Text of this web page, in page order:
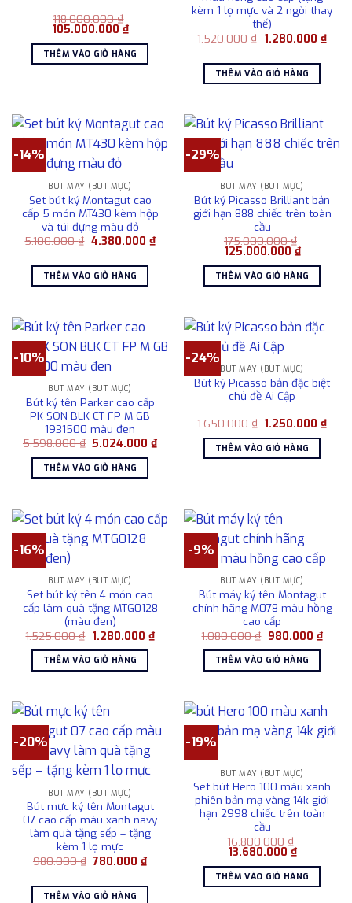
118.000.000₫
Giá
là:
118.000.000 ₫.
105.000.000 ₫Giá
hiện
tại
là:
105.000.000 ₫.
THÊM VÀO GIỎ HÀNG
kèm 1 lọ mực và 2 ngòi thay
thế)
1.520.000₫ Giá
1.520.000 ₫.
1.280.000 ₫Giá
hiện
THÊM VÀO GIỎ HÀNG
-14%
BÚT MÁY (BÚT MỰC)
Set bút ký Montagut cao
cấp 5 món MT430 kèm hộp
và túi đựng màu đỏ
5.100.000₫ Giá
5.100.000 ₫.
4.380.000 ₫Giá
hiện
4.380.000 ₫.
THÊM VÀO GIỎ HÀNG
-29%
BÚT MÁY (BÚT MỰC)
Bút ký Picasso Brilliant bản
giới hạn 888 chiếc trên toàn
cầu
175.000.000₫
Giá
là:
175.000.000 ₫.
125.000.000 ₫Giá
hiện
tại
là:
THÊM VÀO GIỎ HÀNG
-10%
BÚT MÁY (BÚT MỰC)
Bút ký tên Parker cao cấp
PK SON BLK CT FP M GB
1931500 màu đen
5.598.000₫ Giá
là:
5.598.000 ₫.
5.024.000₫Giá
hiện
THÊM VÀO GIỎ HÀNG
-24%
BÚT MÁY (BÚT MỰC)
Bút ký Picasso bản đặc biệt
chủ đề Ai Cập
1.650.000₫ Giá
là:
1.650.000 ₫.
1.250.000₫Giá
hiện
THÊM VÀO GIỎ HÀNG
-16%
BÚT MÁY (BÚT MỰC)
Set bút ký tên 4 món cao
cấp làm quà tặng MTG0128
(màu đen)
1.525.000₫ Giá
là:
1.525.000 ₫.
1.280.000 ₫Giá
hiện
1.280.000 ₫.
THÊM VÀO GIỎ HÀNG
-9%
BÚT MÁY (BÚT MỰC)
Bút máy ký tên Montagut
chính hãng M078 màu hồng
cao cấp
1.080.000₫ Giá
là:
1.080.000 ₫.
980.000 ₫Giá
hiện
THÊM VÀO GIỎ HÀNG
-20%
BÚT MÁY (BÚT MỰC)
Bút mực ký tên Montagut
07 cao cấp màu xanh navy
làm quà tặng sếp – tặng
kèm 1 lọ mực
980.000₫ Giá
980.000 ₫.
780.000₫Giá
hiện
là:
THÊM VÀO GIỎ HÀNG
-19%
BÚT MÁY (BÚT MỰC)
Set bút Hero 100 màu xanh
phiên bản mạ vàng 14k giới
hạn 2998 chiếc trên toàn
cầu
16.800.000₫
Giá
là:
16.800.000 ₫.
13.680.000 ₫Giá
hiện
tại
là:
THÊM VÀO GIỎ HÀNG